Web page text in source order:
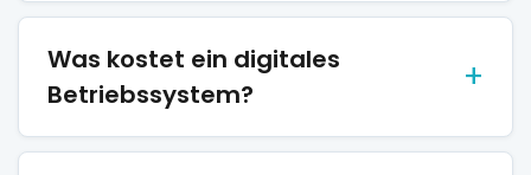
Was kostet ein digitales
Betriebssystem?